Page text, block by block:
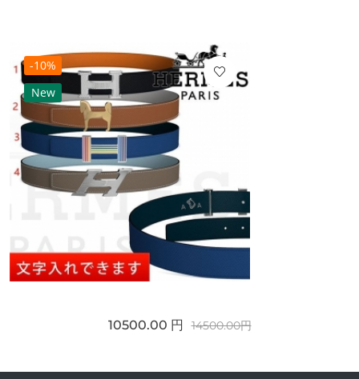
-10%
New
10500.00 円 14500.00円